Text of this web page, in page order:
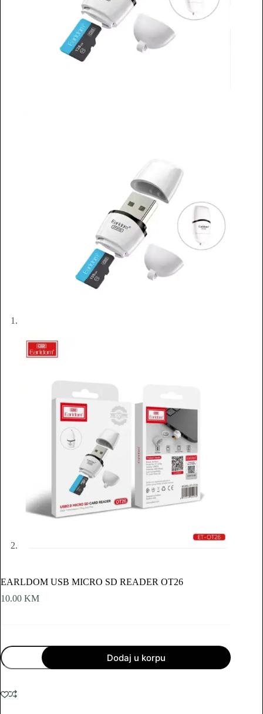
EARLDOM USB MICRO SD READER OT26
10.00 KM
EARLDOM
USB
MICRO
READER
OT26
Dodaj u korpu